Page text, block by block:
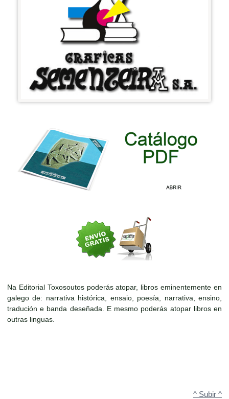
Na Editorial Toxosoutos poderás atopar, libros eminentemente en
galego de: narrativa histórica, ensaio, poesía, narrativa, ensino,
tradución e banda deseñada. E mesmo poderás atopar libros en
outras linguas.
^ Subir ^